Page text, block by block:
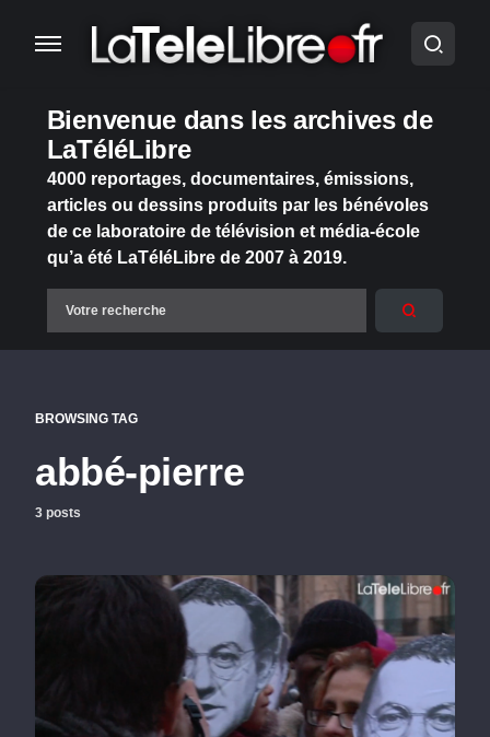
Bienvenue dans les archives de
LaTéléLibre
4000 reportages, documentaires, émissions,
articles ou dessins produits par les bénévoles
de ce laboratoire de télévision et média-école
qu’a été LaTéléLibre de 2007 à 2019.
BROWSING TAG
abbé-pierre
3 posts